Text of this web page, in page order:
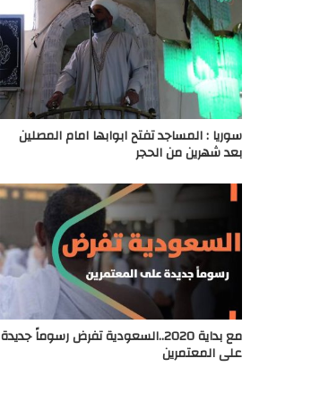
سوريا : المساجد تفتح ابوابها امام المصلين
بعد شهرين من الحجر
مع بداية 2020..السعودية تفرض رسوماً جديدة
على المعتمرين